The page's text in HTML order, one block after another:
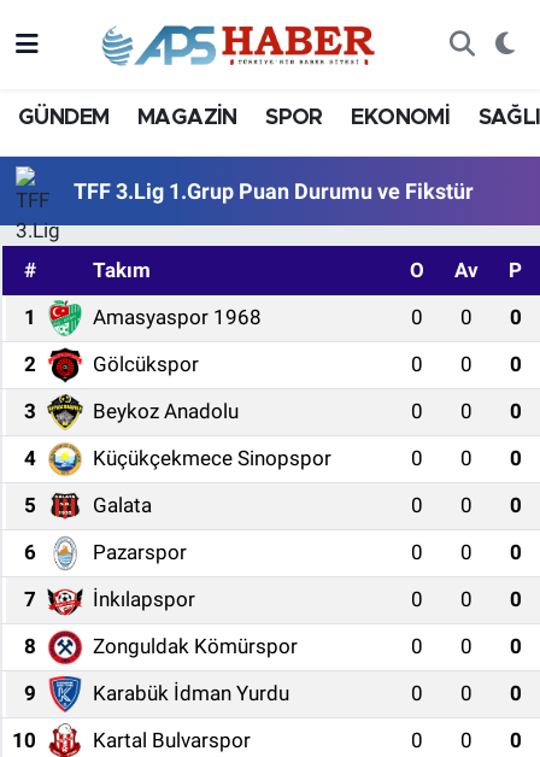
GÜNDEM MAGAZİN SPOR EKONOMİ
TFF 3.Lig 1.Grup Puan Durumu ve Fikstür
# Takım O Av
P
1
Amasyaspor 1968 0 0
0
2
Gölcükspor 0 0
0
3
Beykoz Anadolu 0 0
0
4
Küçükçekmece Sinopspor 0 0
0
5
Galata 0 0
0
6
Pazarspor 0 0
0
7
İnkılapspor 0 0
0
8
Zonguldak Kömürspor 0 0
0
9
Karabük İdman Yurdu 0 0
0
10
Kartal Bulvarspor 0 0
0